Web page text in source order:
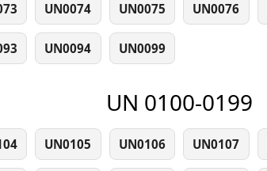
UN0074 UN0075 UN0076
UN0094 UN0099
UN 0100-0199
UN0105 UN0106 UN0107